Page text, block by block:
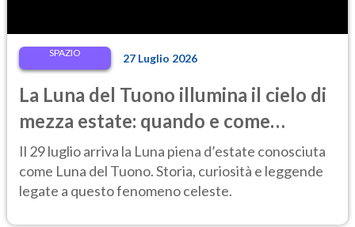
SPAZIO 27 Luglio 2026
La Luna del Tuono illumina il cielo di
mezza estate: quando e come
osservarla
Il 29 luglio arriva la Luna piena d’estate conosciuta
come Luna del Tuono. Storia, curiosità e leggende
legate a questo fenomeno celeste.